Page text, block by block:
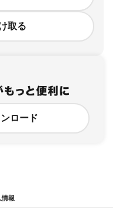
取る
ロード
情報